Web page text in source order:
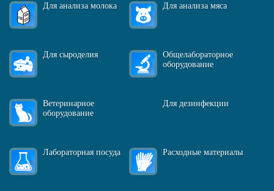
Для анализа молока Для анализа мяса
Для сыроделия
Общелабораторное
оборудование
Ветеринарное
оборудование
Для дезинфекции
Лабораторная посуда Расходные материалы